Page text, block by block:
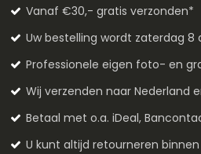
Vanaf €30,- gratis verzonden*
Uw bestelling wordt zaterdag 8
Professionele eigen foto- en
Wij verzenden naar Nederland
Betaal met o.a. iDeal,
U kunt altijd retourneren